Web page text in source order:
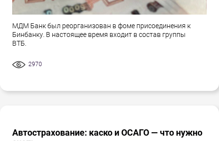
МДМ Банк был реорганизован в фоме присоединения к
Бинбанку. В настоящее время входит в состав группы
ВТБ.
2970
Автострахование: каско и ОСАГО — что нужно